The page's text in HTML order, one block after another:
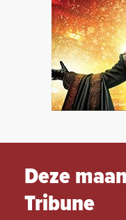
Deze
Tribune